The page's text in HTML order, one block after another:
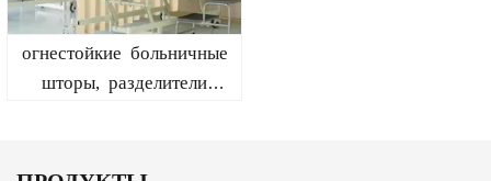
огнестойкие больничные
шторы, разделители
конфиденциальности в